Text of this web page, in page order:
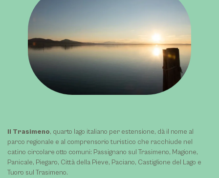
Il Trasimeno, quarto lago italiano per estensione, dà il nome al
parco regionale e al comprensorio turistico che racchiude nel
catino circolare otto comuni: Passignano sul Trasimeno, Magione,
Panicale, Piegaro, Città della Pieve, Paciano, Castiglione del Lago e
Tuoro sul Trasimeno.